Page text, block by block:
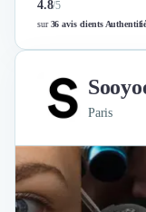
4.8/5
sur36 avis clients
Paris